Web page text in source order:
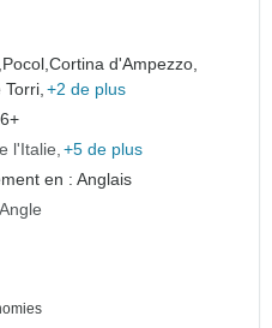
Pocol,Cortina d'Ampezzo,
+2 de plus
l'Italie +5 de plus
en : Anglais